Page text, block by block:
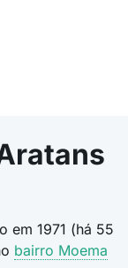
em 1971 (há 55
bairro Moema